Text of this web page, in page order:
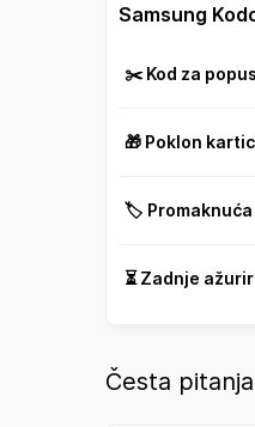
Samsung
✂️ Kod za
🎁 Poklon
🏷️ Promaknuća
⏳ Zadnje
Česta pitanja